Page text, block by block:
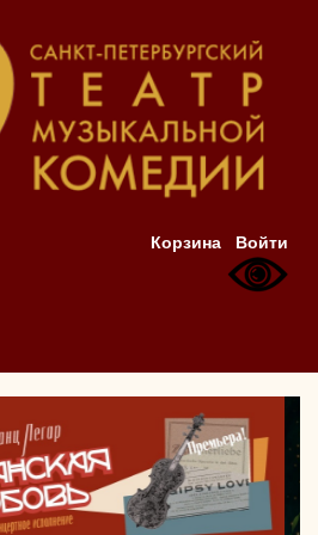
Корзина Войти